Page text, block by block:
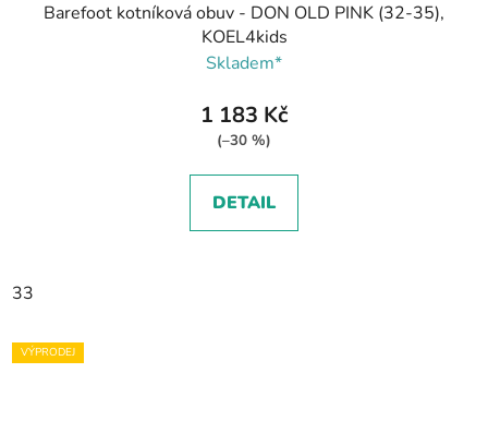
Barefoot kotníková obuv - DON OLD PINK (32-35),
KOEL4kids
Skladem*
1 183 Kč
(–30 %)
DETAIL
33
VÝPRODEJ